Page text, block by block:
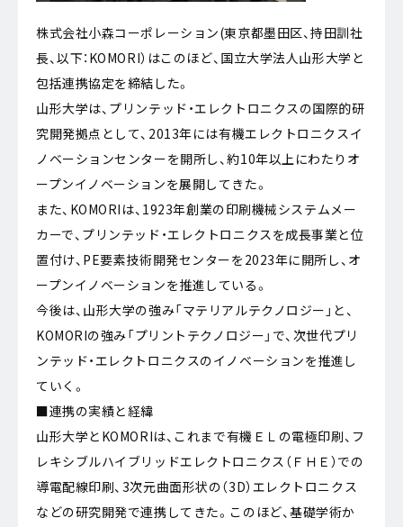
株式会社小森コーポレーション(東京都墨田区、持田訓社
長、以下：KOMORI）はこのほど、国立大学法人山形大学と
包括連携協定を締結した。
山形大学は、プリンテッド・エレクトロニクスの国際的研
究開発拠点として、2013年には有機エレクトロニクスイ
ノベーションセンターを開所し、約10年以上にわたりオ
ープンイノベーションを展開してきた。
また、KOMORIは、1923年創業の印刷機械システムメー
カーで、プリンテッド・エレクトロニクスを成長事業と位
置付け、PE要素技術開発センターを2023年に開所し、オ
ープンイノベーションを推進している。
今後は、山形大学の強み「マテリアルテクノロジー」と、
KOMORIの強み「プリントテクノロジー」で、次世代プリ
ンテッド・エレクトロニクスのイノベーションを推進し
ていく。
■連携の実績と経緯
山形大学とKOMORIは、これまで有機ＥＬの電極印刷、フ
レキシブルハイブリッドエレクトロニクス（ＦＨＥ）での
導電配線印刷、3次元曲面形状の（3D）エレクトロニクス
などの研究開発で連携してきた。このほど、基礎学術か